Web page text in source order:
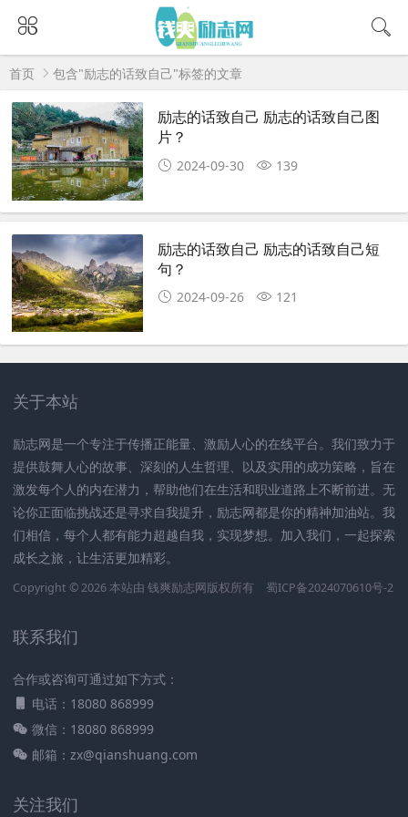
首页 包含"励志的话致自己"标签的文章
励志的话致自己 励志的话致自己图
片？
2024-09-30 139
励志的话致自己 励志的话致自己短
句？
2024-09-26 121
关于本站
励志网是一个专注于传播正能量、激励人心的在线平台。我们致力于
提供鼓舞人心的故事、深刻的人生哲理、以及实用的成功策略，旨在
激发每个人的内在潜力，帮助他们在生活和职业道路上不断前进。无
论你正面临挑战还是寻求自我提升，励志网都是你的精神加油站。我
们相信，每个人都有能力超越自我，实现梦想。加入我们，一起探索
成长之旅，让生活更加精彩。
Copyright © 2026 本站由 钱爽励志网版权所有 蜀ICP备2024070610号-2
联系我们
合作或咨询可通过如下方式：
电话：18080 868999
微信：18080 868999
邮箱：zx@qianshuang.com
关注我们